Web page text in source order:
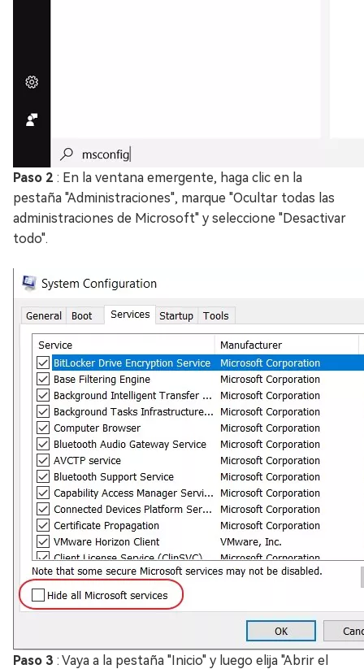
Paso 2 : En la ventana emergente, haga clic en la
pestaña "Administraciones", marque "Ocultar todas las
administraciones de Microsoft" y seleccione "Desactivar
todo".
Paso 3 : Vaya a la pestaña "Inicio" y luego elija "Abrir el